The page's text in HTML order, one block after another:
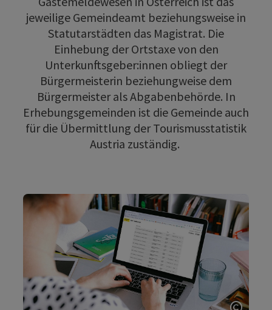
jeweilige Gemeindeamt beziehungsweise in
Statutarstädten das Magistrat. Die
Einhebung der Ortstaxe von den
Unterkunftsgeber:innen obliegt der
Bürgermeisterin beziehungweise dem
Bürgermeister als Abgabenbehörde. In
Erhebungsgemeinden ist die Gemeinde auch
für die Übermittlung der Tourismusstatistik
Austria zuständig.